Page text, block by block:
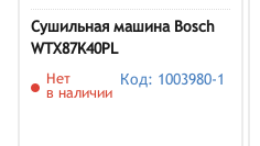
Сушильная машина Bosch
WTX87K40PL
Нет
в наличии
Код: 1003980-1